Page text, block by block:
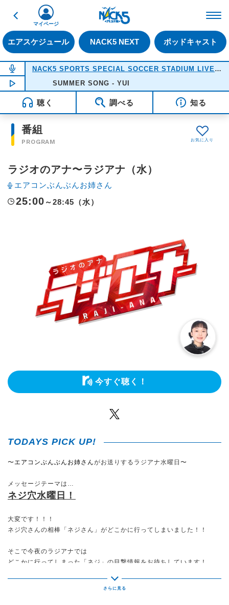
戻る
エアスケジュール NACK5 NEXT ポッドキャスト
マイページ
NOW ON AIR
NACK5 SPORTS SPECIAL SOCCER STADIUM LIVE 2026
NOW PLAYING18:05
SUMMER SONG - YUI
聴く 調べる 知る
番組
PROGRAM
ラジオのアナ〜ラジアナ（水）
エアコンぶんぶんお姉さん
25:00 ～28:45（水）
今すぐ聴く！
TODAYS PICK UP!
〜エアコンぶんぶんお姉さんがお送りするラジアナ水曜日〜
メッセージテーマは…
ネジ穴水曜日！
大変です！！！
ネジ穴さんの相棒「ネジさん」がどこかに行ってしまいました！！
そこで今夜のラジアナでは
どこかに行ってしまった「ネジ」の目撃情報をお待ちしています！